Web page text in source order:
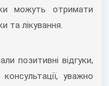
можуть отримати
та лікування.
позитивні відгуки,
уважно